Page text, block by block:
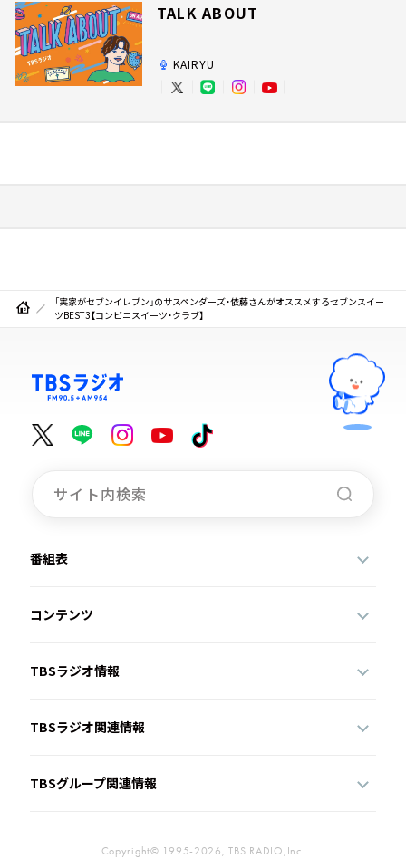
TALK ABOUT
KAIRYU
「実家がセブンイレブン」のサスペンダーズ・依藤さんがオススメするセブンスイー
ツBEST3【コンビニスイーツ・クラブ】
番組表
コンテンツ
TBSラジオ情報
TBSラジオ関連情報
TBSグループ関連情報
Copyright© 1995-2026, TBS RADIO,Inc.